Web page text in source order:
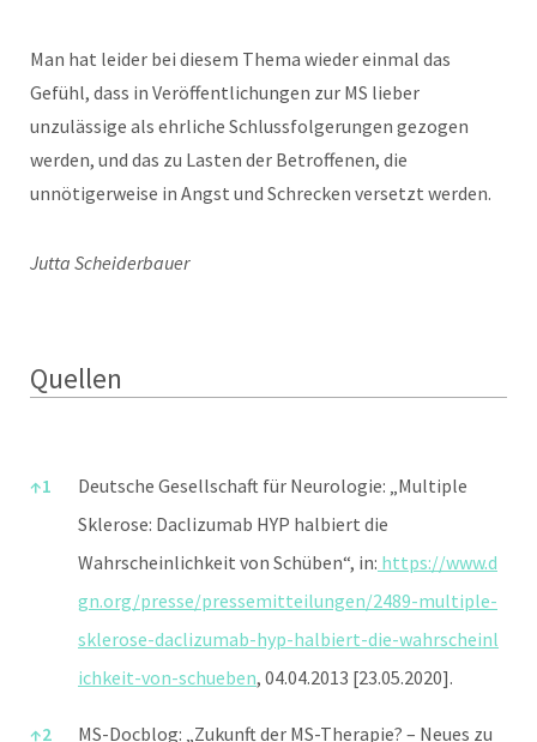
Man hat leider bei diesem Thema wieder einmal das
Gefühl, dass in Veröffentlichungen zur MS lieber
unzulässige als ehrliche Schlussfolgerungen gezogen
werden, und das zu Lasten der Betroffenen, die
unnötigerweise in Angst und Schrecken versetzt werden.
Jutta Scheiderbauer
Quellen
↑1
Deutsche Gesellschaft für Neurologie: „Multiple
Sklerose: Daclizumab HYP halbiert die
Wahrscheinlichkeit von Schüben“, in: https://www.d
gn.org/presse/pressemitteilungen/2489-multiple-
sklerose-daclizumab-hyp-halbiert-die-wahrscheinl
ichkeit-von-schueben, 04.04.2013 [23.05.2020].
↑2
MS-Docblog: „Zukunft der MS-Therapie? – Neues zu